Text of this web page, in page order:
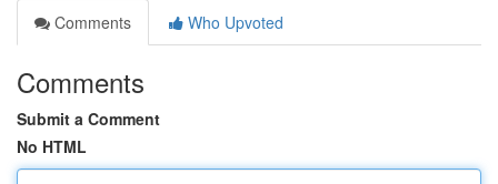
Comments
Who Upvoted
Comments
Submit a Comment
No HTML